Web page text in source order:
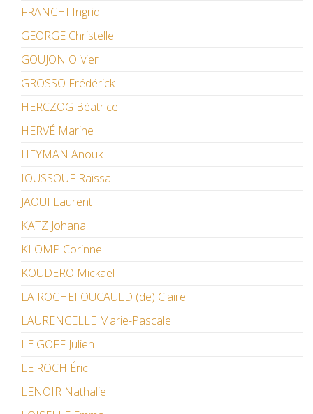
FRANCHI Ingrid
GEORGE Christelle
GOUJON Olivier
GROSSO Frédérick
HERCZOG Béatrice
HERVÉ Marine
HEYMAN Anouk
IOUSSOUF Raïssa
JAOUI Laurent
KATZ Johana
KLOMP Corinne
KOUDERO Mickaël
LA ROCHEFOUCAULD (de) Claire
LAURENCELLE Marie-Pascale
LE GOFF Julien
LE ROCH Éric
LENOIR Nathalie